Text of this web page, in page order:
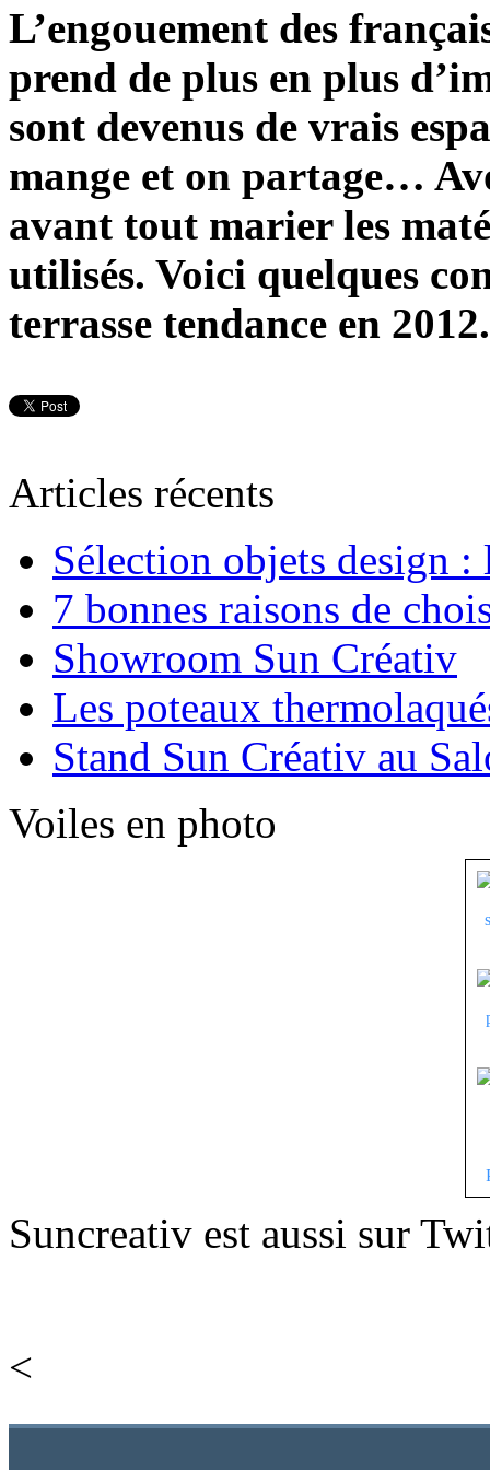
L’engouement des
prend de plus en plus
sont devenus de vrais
mange et on partage…
avant tout marier les
utilisés. Voici quelques
terrasse tendance en
Articles récents
Sélection objets design :
7 bonnes raisons de
Showroom Sun Créativ
Les poteaux
Stand Sun Créativ au
Voiles en photo
Suncreativ est aussi sur
<